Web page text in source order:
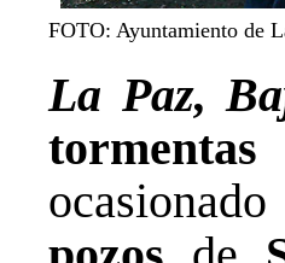
FOTO: Ayuntamiento de
La Paz,
tormentas